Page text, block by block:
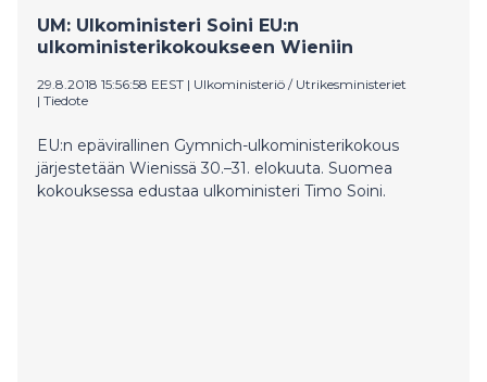
UM: Ulkoministeri Soini EU:n
ulkoministerikokoukseen Wieniin
29.8.2018 15:56:58 EEST | Ulkoministeriö / Utrikesministeriet
| Tiedote
EU:n epävirallinen Gymnich-ulkoministerikokous
järjestetään Wienissä 30.–31. elokuuta. Suomea
kokouksessa edustaa ulkoministeri Timo Soini.